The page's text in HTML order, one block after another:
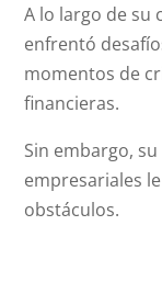
A lo largo de su
enfrentó
momentos de
financieras.
Sin embargo,
empresariales
obstáculos.